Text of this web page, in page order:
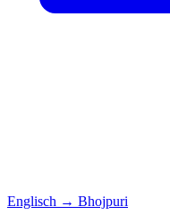
Englisch → Bhojpuri